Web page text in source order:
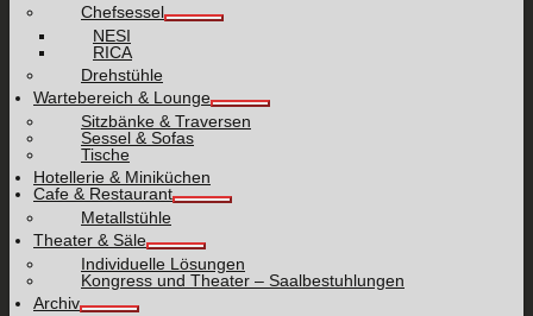
Chefsessel
NESI
RICA
Drehstühle
Wartebereich & Lounge
Sitzbänke & Traversen
Sessel & Sofas
Tische
Hotellerie & Miniküchen
Cafe & Restaurant
Metallstühle
Theater & Säle
Individuelle Lösungen
Kongress und Theater – Saalbestuhlungen
Archiv